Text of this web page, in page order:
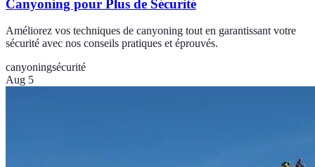
Canyoning pour Plus de Sécurité
Améliorez vos techniques de canyoning tout en garantissant votre
sécurité avec nos conseils pratiques et éprouvés.
canyoningsécurité
Aug 5